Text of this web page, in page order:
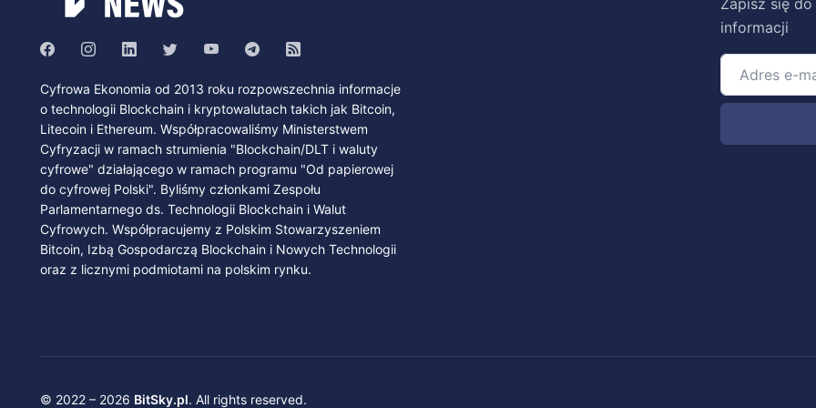
Cyfrowa Ekonomia od 2013 roku rozpowszechnia informacje
o technologii Blockchain i kryptowalutach takich jak Bitcoin,
Litecoin i Ethereum. Współpracowaliśmy Ministerstwem
Cyfryzacji w ramach strumienia "Blockchain/DLT i waluty
cyfrowe" działającego w ramach programu "Od papierowej
do cyfrowej Polski". Byliśmy członkami Zespołu
Parlamentarnego ds. Technologii Blockchain i Walut
Cyfrowych. Współpracujemy z Polskim Stowarzyszeniem
Bitcoin, Izbą Gospodarczą Blockchain i Nowych Technologii
oraz z licznymi podmiotami na polskim rynku.
Zapisz się
informacji
© 2022 – 2026 BitSky.pl. All rights reserved.